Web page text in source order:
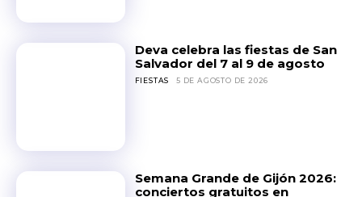
Deva celebra las fiestas de San
Salvador del 7 al 9 de agosto
FIESTAS 5 DE AGOSTO DE 2026
Semana Grande de Gijón 2026:
conciertos gratuitos en